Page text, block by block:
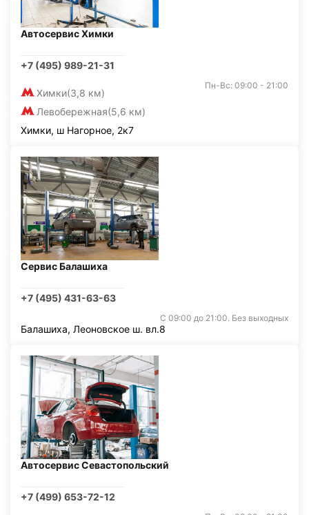
Автосервис Химки
+7 (495) 989-21-31
Химки(3,8 км)
Левобережная(5,6 км)
Пн-Вс: 09:00 - 21:00
Химки, ш Нагорное, 2к7
Сервис Балашиха
+7 (495) 431-63-63
С 09:00 до 21:00. Без выходных
Балашиха, Леоновское ш. вл.8
Автосервис Севастопольский
+7 (499) 653-72-12